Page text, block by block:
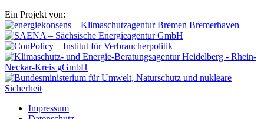
Ein Projekt von:
Impressum